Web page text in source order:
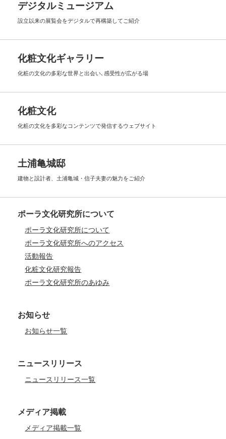
デジタルミュージアム
設立以来の展覧会をデジタルで再構築してご紹介
化粧文化ギャラリー
化粧の文化の多彩な世界と出会い､ 感受性が広がる場
化粧文化
化粧の文化を多彩なコンテンツで発信するウェブサイト
土浦亀城邸
建物と設計者、土浦亀城・信子夫妻の魅力をご紹介
ポーラ文化研究所について
ポーラ文化研究所について
ポーラ文化研究所へのアクセス
活動報告
化粧文化研究報告
ポーラ文化研究所のあゆみ
お知らせ
お知らせ一覧
ニュースリリース
ニュースリリース一覧
メディア掲載
メディア掲載一覧